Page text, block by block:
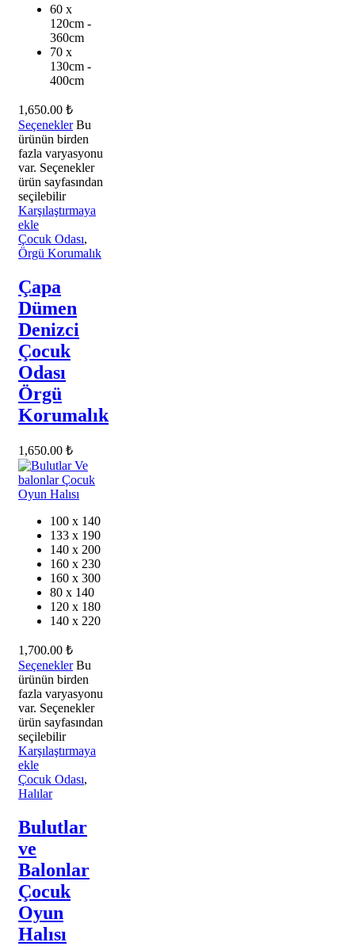
60 x
120cm -
360cm
70 x
130cm -
400cm
1,650.00 ₺
Seçenekler Bu
ürünün birden
fazla varyasyonu
var. Seçenekler
ürün sayfasından
seçilebilir
Karşılaştırmaya
ekle
Çocuk Odası,
Örgü Korumalık
Çapa
Dümen
Denizci
Çocuk
Odası
Örgü
Korumalık
1,650.00 ₺
100 x 140
133 x 190
140 x 200
160 x 230
160 x 300
80 x 140
120 x 180
140 x 220
1,700.00 ₺
Seçenekler Bu
ürünün birden
fazla varyasyonu
var. Seçenekler
ürün sayfasından
seçilebilir
Karşılaştırmaya
ekle
Çocuk Odası,
Halılar
Bulutlar
ve
Balonlar
Çocuk
Oyun
Halısı